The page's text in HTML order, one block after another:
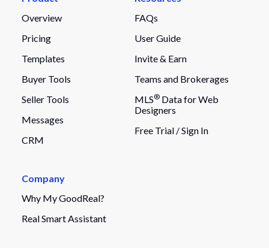
Overview
Pricing
Templates
Buyer Tools
Seller Tools
Messages
CRM
FAQs
User Guide
Invite & Earn
Teams and Brokerages
MLS® Data for Web
Designers
Free Trial /Sign In
Company
Why My GoodReal?
Real Smart Assistant